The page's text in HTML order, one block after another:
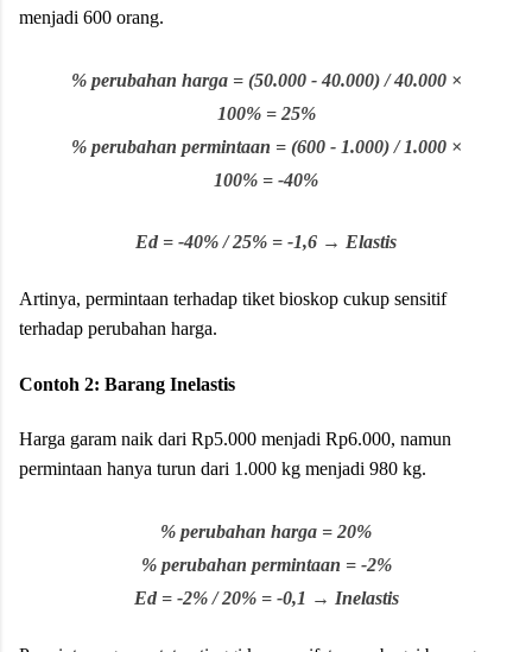
menjadi 600 orang.
% perubahan harga = (50.000 - 40.000) / 40.000 ×
100% = 25%
% perubahan permintaan = (600 - 1.000) / 1.000 ×
100% = -40%
Ed = -40% / 25% = -1,6 → Elastis
Artinya, permintaan terhadap tiket bioskop cukup sensitif
terhadap perubahan harga.
Contoh 2: Barang Inelastis
Harga garam naik dari Rp5.000 menjadi Rp6.000, namun
permintaan hanya turun dari 1.000 kg menjadi 980 kg.
% perubahan harga = 20%
% perubahan permintaan = -2%
Ed = -2% / 20% = -0,1 → Inelastis